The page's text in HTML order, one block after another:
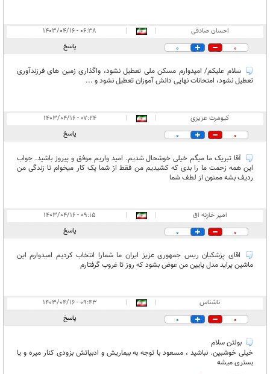
احسان صادقی |
|
۰۶:۳۸ - ۱۴۰۳/۰۴/۱۶
0
0 پاسخ
سلام علیکم/ امیدوارم مسکن ملی تعطیل نشود، واگذاری زمین های فرزندآوری
تعطیل نشود، امتحانات نهایی دانش آموزان تعطیل نشود و ...
کیومرث عزیزی |
|
۰۷:۲۴ - ۱۴۰۳/۰۴/۱۶
0
0 پاسخ
آقا تبریک ما میگم خیلی خوشحال شدیم. امید واریم موفق و پیروز باشید. جواب
این همه زحمت ما را بدی که کشیدیم من فقط از شما یک کار میخوام تا زندگی من
ردیف بشه ممنون از لطف شما
امیر خازنه اق |
|
۰۹:۱۵ - ۱۴۰۳/۰۴/۱۶
0
0 پاسخ
اقای پزشکیان ریس جمهوری عزیز ایران ما شمارا انتخاب کردیم امیدوارم این
ماشین پراید مدل پایین من عوض بشود که روز تا غروب گرفتارم
ناشناس |
|
۰۹:۴۳ - ۱۴۰۳/۰۴/۱۶
0
0 پاسخ
بولتن سلام
خیلی خوشبین. نباشید ، مسعود با توجه به بیماریش و ادبیاتش بزودی کنار میره و یا
بستری میشه